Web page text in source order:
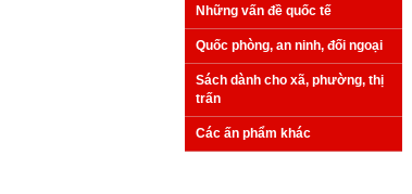
Những vấn đề quốc tế
Quốc phòng, an ninh, đối ngoại
Sách dành cho xã, phường, thị
trấn
Các ấn phẩm khác